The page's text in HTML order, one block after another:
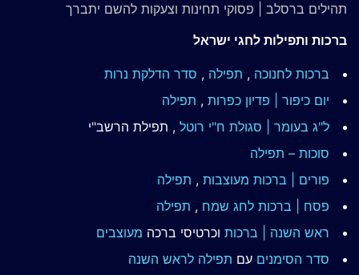
תהילים ברסלב | פסוקי תחינות וצעקות להשם יתברך
ברכות ותפילות לחגי ישראל
ברכות לחנוכה , תפילה , סדר הדלקת נרות
יום כיפור | פדיון כפרות , תפילה
ל"ג בעומר | סגולת ח"י רוטל , תפילת הרשב"י
סוכות – תפילה
פורים | ברכות מעוצבות , תפילה
פסח | ברכות לחג שמח , תפילה
ראש השנה | ברכות וכרטיסי ברכה מעוצבים
סדר הסימנים עם תפילה לראש השנה